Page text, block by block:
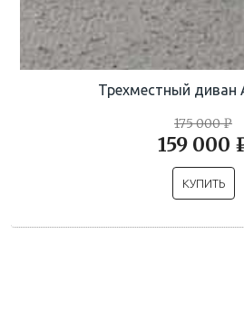
Трехместный диван
175 000 ₽
159 000
КУПИТЬ